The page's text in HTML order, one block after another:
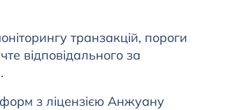
транзакцій, пороги
відповідального за
з ліцензією Анжуану